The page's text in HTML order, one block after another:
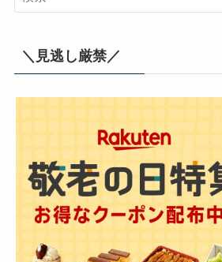
＼見逃し厳禁／